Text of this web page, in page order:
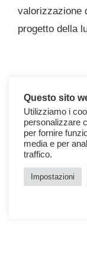
valorizzazione
progetto della
Questo sito
Utilizziamo i
personalizzare
per fornire
media e per
traffico.
Impostazioni